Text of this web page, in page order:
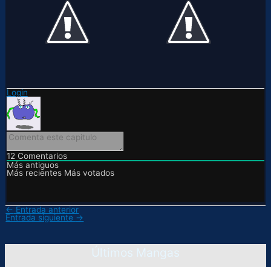
Login
12 Comentarios
Más antiguos
Más recientes Más votados
← Entrada anterior
Entrada siguiente →
Últimos Mangas